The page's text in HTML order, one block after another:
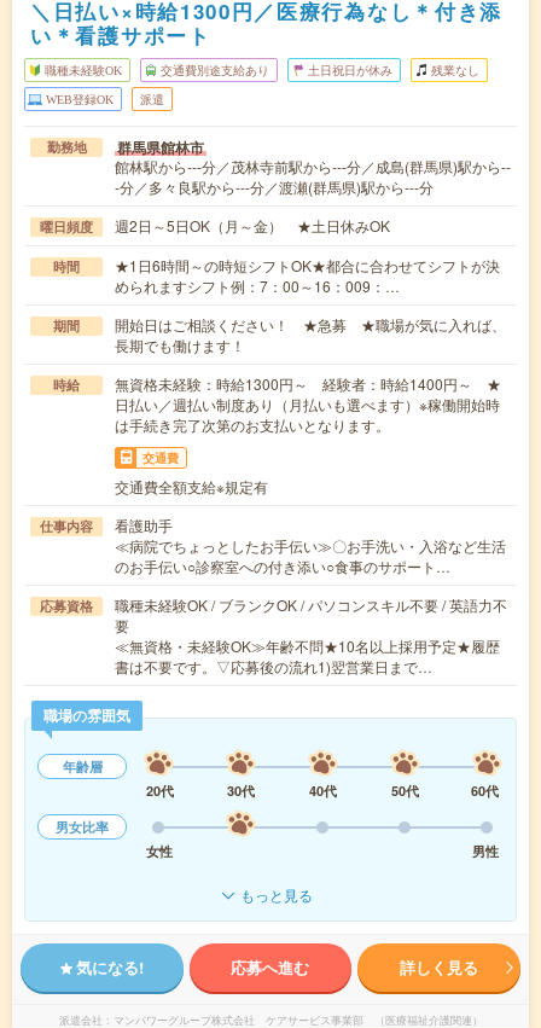
＼日払い×時給1300円／医療行為なし＊付き添
い＊看護サポート
職種未経験OK 交通費別途支給あり 土日祝日が休み 残業なし
WEB登録OK 派遣
勤務地 群馬県館林市
館林駅から---分／茂林寺前駅から---分／成島(群馬県)駅から--
-分／多々良駅から---分／渡瀬(群馬県)駅から---分
曜日頻度 週2日～5日OK（月～金） ★土日休みOK
時間
★1日6時間～の時短シフトOK★都合に合わせてシフトが決
められますシフト例：7：00～16：009：…
期間
開始日はご相談ください！ ★急募 ★職場が気に入れば、
長期でも働けます！
時給
無資格未経験：時給1300円～ 経験者：時給1400円～ ★
日払い／週払い制度あり（月払いも選べます）※稼働開始時
は手続き完了次第のお支払いとなります。
交通費
交通費全額支給※規定有
仕事内容
看護助手
≪病院でちょっとしたお手伝い≫〇お手洗い・入浴など生活
のお手伝い○診察室への付き添い○食事のサポート…
応募資格
職種未経験OK / ブランクOK / パソコンスキル不要 / 英語力不
要
≪無資格・未経験OK≫年齢不問★10名以上採用予定★履歴
書は不要です。▽応募後の流れ1)翌営業日まで…
職場の雰囲気
年齢層
20代
30代 40代 50代
60代
男女比率
女性
男性
もっと見る
気になる! 応募へ進む 詳しく見る
派遣会社 マンパワーグループ株式会社 ケアサービス事業部 （医療福祉介護関連）